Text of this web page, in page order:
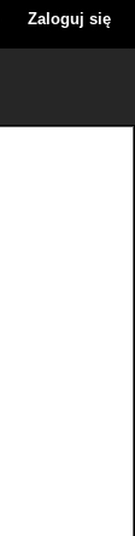
Zaloguj się